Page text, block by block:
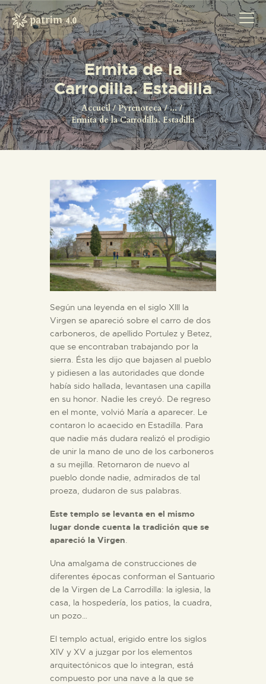
Ermita de la
Carrodilla. Estadilla
Accueil Pyrenoteca
...
Ermita de la Carrodilla. Estadilla
ACCUEIL
PYRENOTECA 4.0
PROJECTS
LE RÉSEAU
Según una leyenda en el siglo XIII la
Virgen se apareció sobre el carro de dos
carboneros, de apellido Portulez y Betez,
que se encontraban trabajando por la
sierra. Ésta les dijo que bajasen al pueblo
y pidiesen a las autoridades que donde
había sido hallada, levantasen una capilla
en su honor. Nadie les creyó. De regreso
en el monte, volvió María a aparecer. Le
contaron lo acaecido en Estadilla. Para
que nadie más dudara realizó el prodigio
de unir la mano de uno de los carboneros
a su mejilla. Retornaron de nuevo al
pueblo donde nadie, admirados de tal
proeza, dudaron de sus palabras.
Este templo se levanta en el mismo
lugar donde cuenta la tradición que se
apareció la Virgen.
Una amalgama de construcciones de
diferentes épocas conforman el Santuario
de la Virgen de La Carrodilla: la iglesia, la
casa, la hospedería, los patios, la cuadra,
un pozo…
El templo actual, erigido entre los siglos
XIV y XV a juzgar por los elementos
arquitectónicos que lo integran, está
compuesto por una nave a la que se